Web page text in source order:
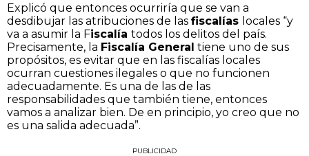
Explicó que entonces ocurriría que se van a
desdibujar las atribuciones de las fiscalías locales “y
va a asumir la Fiscalía todos los delitos del país.
Precisamente, la Fiscalía General tiene uno de sus
propósitos, es evitar que en las fiscalías locales
ocurran cuestiones ilegales o que no funcionen
adecuadamente. Es una de las de las
responsabilidades que también tiene, entonces
vamos a analizar bien. De en principio, yo creo que no
es una salida adecuada”.
PUBLICIDAD